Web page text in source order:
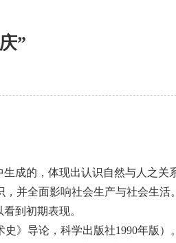
”
成的，体现出认识自然与人之关
并全面影响社会生产与社会生活
到初期表现。
》导论，科学出版社1990年版）